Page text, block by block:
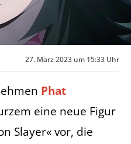
27. März 2023 um 15:33 Uhr
Phat
eine neue Figur
Slayer« vor, die